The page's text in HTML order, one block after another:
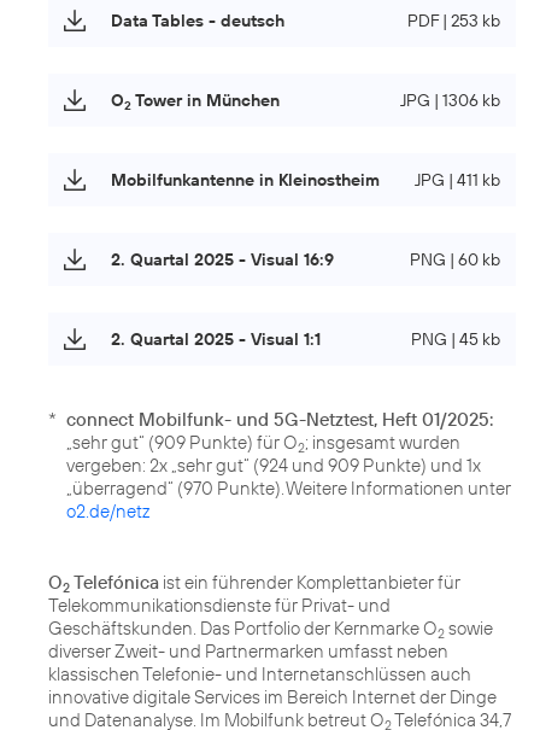
Data Tables - deutsch PDF | 253 kb
O2 Tower in München JPG | 1306 kb
Mobilfunkantenne in Kleinostheim JPG | 411 kb
2. Quartal 2025 - Visual 16:9 PNG | 60 kb
2. Quartal 2025 - Visual 1:1 PNG | 45 kb
* connect Mobilfunk- und 5G-Netztest, Heft 01/2025:
„sehr gut“ (909 Punkte) für O2; insgesamt wurden
vergeben: 2x „sehr gut“ (924 und 909 Punkte) und 1x
„überragend“ (970 Punkte). Weitere Informationen unter
o2.de/netz
O2 Telefónica ist ein führender Komplettanbieter für
Telekommunikationsdienste für Privat- und
Geschäftskunden. Das Portfolio der Kernmarke O2 sowie
diverser Zweit- und Partnermarken umfasst neben
klassischen Telefonie- und Internetanschlüssen auch
innovative digitale Services im Bereich Internet der Dinge
und Datenanalyse. Im Mobilfunk betreut O2Telefónica 34,7